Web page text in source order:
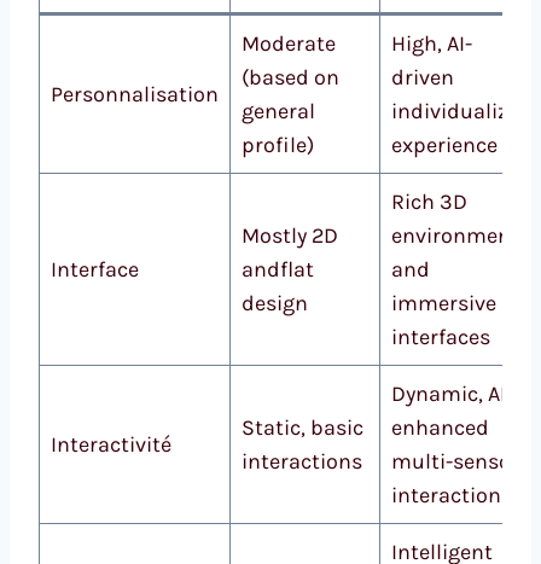
Personnalisation
Moderate
(based on
general
profile)
High, AI-
driven
individualized
experience
Interface
Mostly 2D
andflat
design
Rich 3D
environments
and
immersive
interfaces
Interactivité
Static, basic
interactions
Dynamic, AI-
enhanced
multi-sensory
interaction
Intelligent